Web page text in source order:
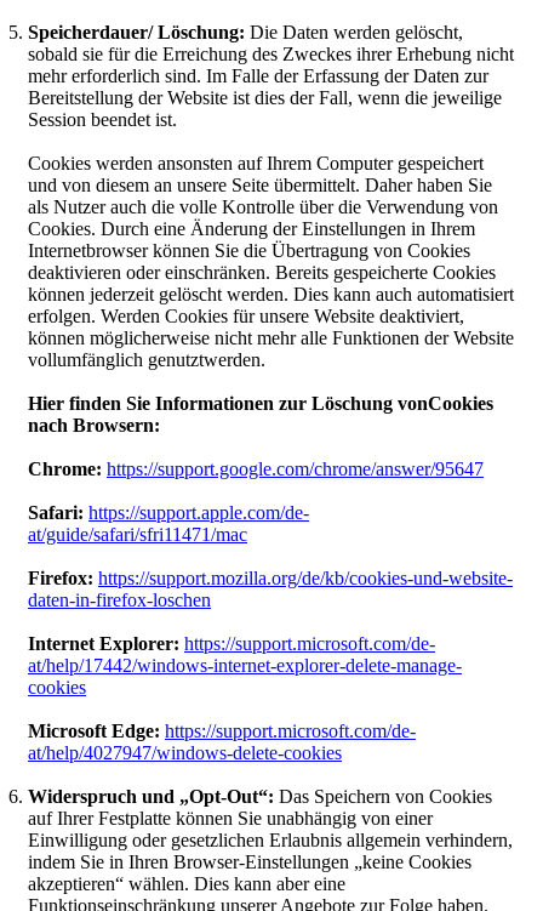
Speicherdauer/ Löschung: Die Daten werden gelöscht,
sobald sie für die Erreichung des Zweckes ihrer Erhebung nicht
mehr erforderlich sind. Im Falle der Erfassung der Daten zur
Bereitstellung der Website ist dies der Fall, wenn die jeweilige
Session beendet ist.
Cookies werden ansonsten auf Ihrem Computer gespeichert
und von diesem an unsere Seite übermittelt. Daher haben Sie
als Nutzer auch die volle Kontrolle über die Verwendung von
Cookies. Durch eine Änderung der Einstellungen in Ihrem
Internetbrowser können Sie die Übertragung von Cookies
deaktivieren oder einschränken. Bereits gespeicherte Cookies
können jederzeit gelöscht werden. Dies kann auch automatisiert
erfolgen. Werden Cookies für unsere Website deaktiviert,
können möglicherweise nicht mehr alle Funktionen der Website
vollumfänglich genutztwerden.
Hier finden Sie Informationen zur Löschung vonCookies
nach Browsern:
Chrome: https://support.google.com/chrome/answer/95647
Safari: https://support.apple.com/de-
at/guide/safari/sfri11471/mac
Firefox: https://support.mozilla.org/de/kb/cookies-und-website-
daten-in-firefox-loschen
Internet Explorer: https://support.microsoft.com/de-
at/help/17442/windows-internet-explorer-delete-manage-
cookies
Microsoft Edge: https://support.microsoft.com/de-
at/help/4027947/windows-delete-cookies
Widerspruch und „Opt-Out“: Das Speichern von Cookies
auf Ihrer Festplatte können Sie unabhängig von einer
Einwilligung oder gesetzlichen Erlaubnis allgemein verhindern,
indem Sie in Ihren Browser-Einstellungen „keine Cookies
akzeptieren“ wählen. Dies kann aber eine
Funktionseinschränkung unserer Angebote zur Folge haben.